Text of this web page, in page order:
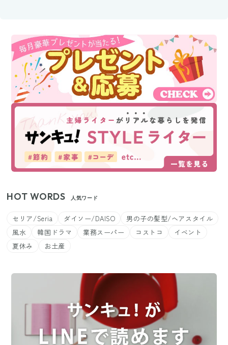
HOT WORDS 人気ワード
セリア/Seria ダイソー/DAISO
男の子の髪型/ヘアスタイル
風水
韓国ドラマ 業務スーパー コストコ
イベント
夏休み
お土産